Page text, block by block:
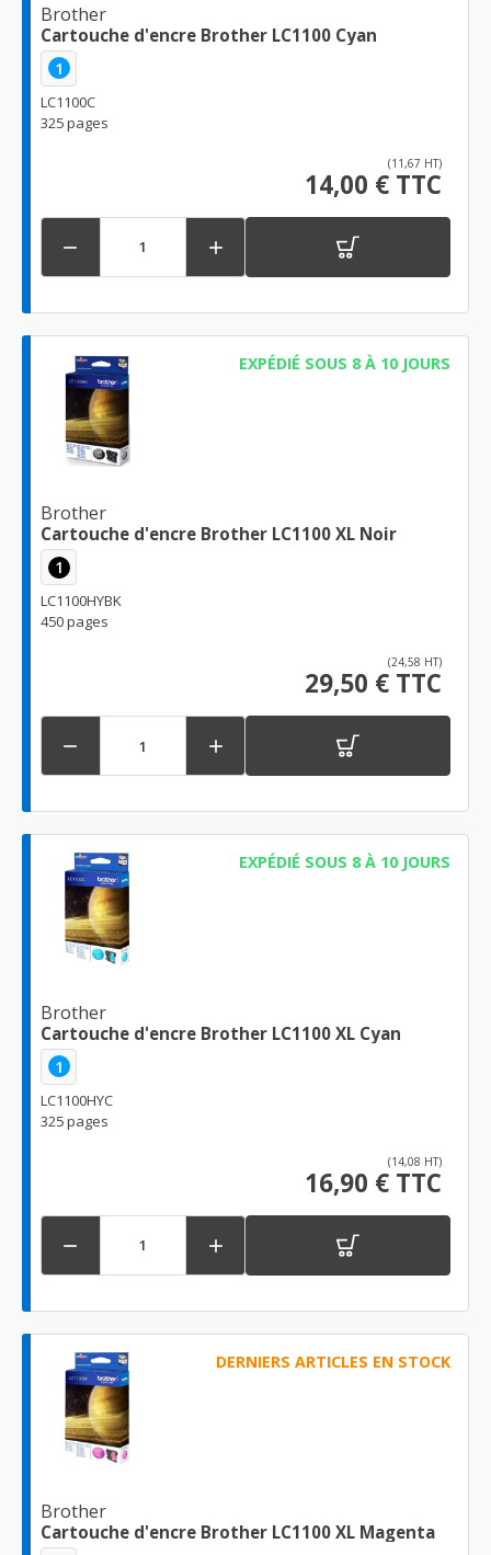
Brother
Cartouche d'encre Brother LC1100 Cyan
1
LC1100C
325 pages
(11,67 HT)
14,00 € TTC
 
EXPÉDIÉ SOUS 8 À 10 JOURS
Brother
Cartouche d'encre Brother LC1100 XL Noir
1
LC1100HYBK
450 pages
(24,58 HT)
29,50 € TTC
 
EXPÉDIÉ SOUS 8 À 10 JOURS
Brother
Cartouche d'encre Brother LC1100 XL Cyan
1
LC1100HYC
325 pages
(14,08 HT)
16,90 € TTC
 
DERNIERS ARTICLES EN STOCK
Brother
Cartouche d'encre Brother LC1100 XL Magenta